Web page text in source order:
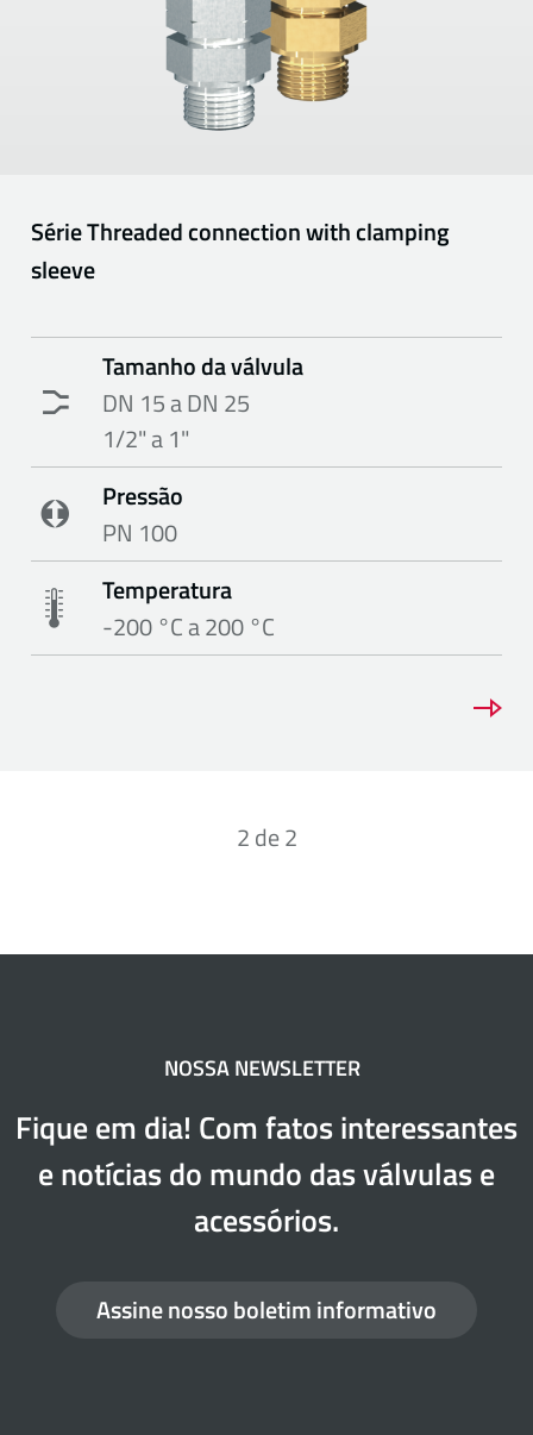
SérieThreaded connection with clamping
sleeve
Tamanho da válvula
DN 15 a DN 25
1/2" a 1"
Pressão
PN 100
Temperatura
-200 °C a 200 °C
2de2
NOSSA NEWSLETTER
Fique em dia! Com fatos interessantes
e notícias do mundo das válvulas e
acessórios.
Assine nosso boletim informativo